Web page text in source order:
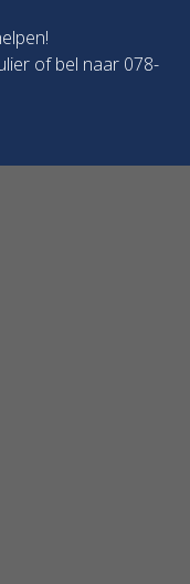
of bel naar 078-